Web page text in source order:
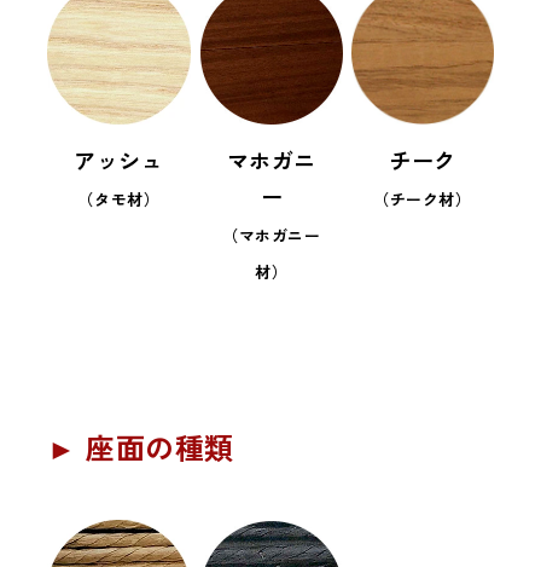
アッシュ
（タモ材）
マホガニ
ー
（マホガニー
材）
チーク
（チーク材）
► 座面の種類